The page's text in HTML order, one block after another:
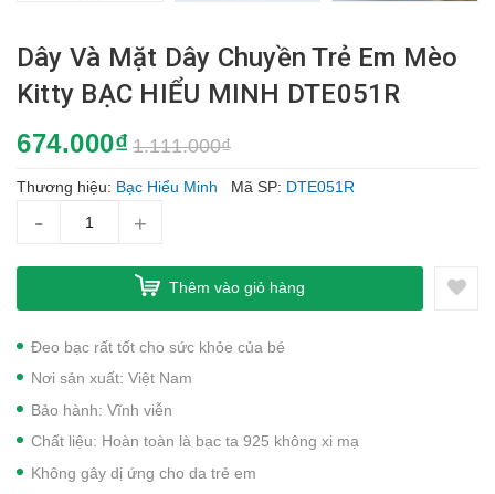
Dây Và Mặt Dây Chuyền Trẻ Em Mèo
Kitty BẠC HIỂU MINH DTE051R
674.000₫ 1.111.000₫
Thương hiệu: Bạc Hiểu Minh Mã SP: DTE051R
- +
Thêm vào giỏ hàng
Đeo bạc rất tốt cho sức khỏe của bé
Nơi sản xuất: Việt Nam
Bảo hành: Vĩnh viễn
Chất liệu: Hoàn toàn là bạc ta 925 không xi mạ
Không gây dị ứng cho da trẻ em